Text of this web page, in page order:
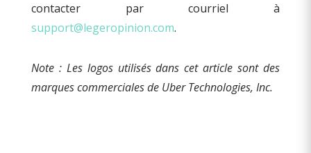
contacter par courriel à
support@legeropinion.com.
Note : Les logos utilisés dans cet article sont des
marques commerciales de Uber Technologies, Inc.